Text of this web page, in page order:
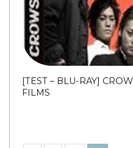
[TEST – BLU-RAY]
FILMS